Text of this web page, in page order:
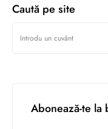
Caută pe site
Abonează-te